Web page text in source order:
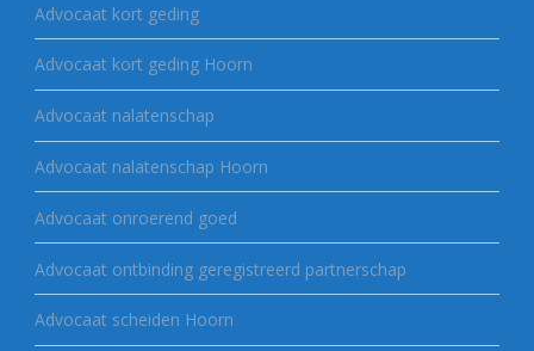
Advocaat kort geding
Advocaat kort geding Hoorn
Advocaat nalatenschap
Advocaat nalatenschap Hoorn
Advocaat onroerend goed
Advocaat ontbinding geregistreerd partnerschap
Advocaat scheiden Hoorn